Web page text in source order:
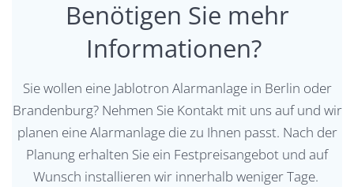
Benötigen Sie mehr
Informationen?
Sie wollen eine Jablotron Alarmanlage in Berlin oder
Brandenburg? Nehmen Sie Kontakt mit uns auf und wir
planen eine Alarmanlage die zu Ihnen passt. Nach der
Planung erhalten Sie ein Festpreisangebot und auf
Wunsch installieren wir innerhalb weniger Tage.